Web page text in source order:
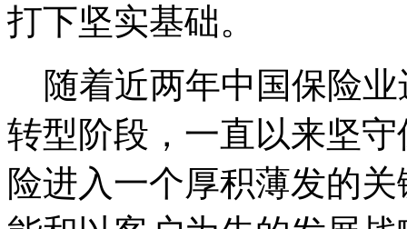
打下坚实基础。
随着近两年中国保险业
转型阶段，一直以来坚
险进入一个厚积薄发的